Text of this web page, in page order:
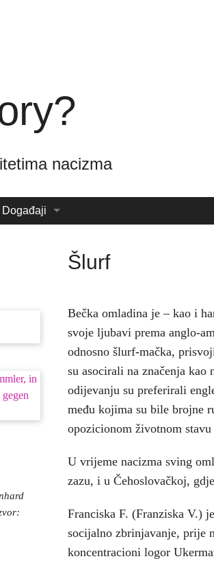
nacizma
Događaji
Šlurf
Bečka omladina je – kao i
svoje ljubavi prema anglo-
odnosno šlurf-mačka,
su asocirali na značenja
odijevanju su preferirali
među kojima su bile brojne
opozicionom životnom
U vrijeme nacizma sving
zazu, i u Čehoslovačkoj,
Franciska F. (Franziska V.)
socijalno zbrinjavanje, prije
koncentracioni logor